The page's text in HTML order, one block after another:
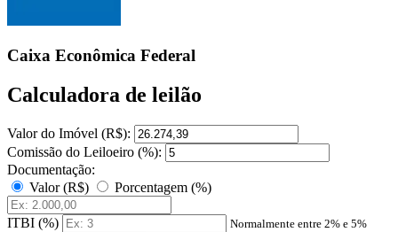
Caixa Econômica Federal
Calculadora de leilão
Valor do Imóvel (R$):
Comissão do Leiloeiro (%):
Documentação:
Valor (R$)
Porcentagem (%)
ITBI (%) Normalmente entre 2% e 5%